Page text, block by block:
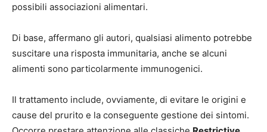
possibili associazioni alimentari.
Di base, affermano gli autori, qualsiasi alimento potrebbe
suscitare una risposta immunitaria, anche se alcuni
alimenti sono particolarmente immunogenici.
Il trattamento include, ovviamente, di evitare le origini e
cause del prurito e la conseguente gestione dei sintomi.